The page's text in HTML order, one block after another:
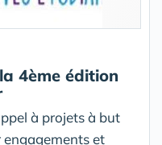
4ème édition
à projets à but
et